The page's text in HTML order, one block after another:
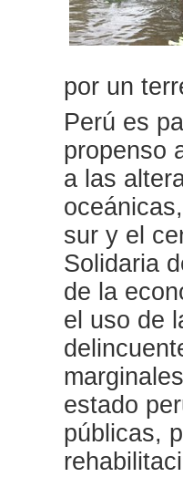
por un
Perú es
propenso
a las
sur y el
Solidaria
de la
el uso de
estado
públicas,